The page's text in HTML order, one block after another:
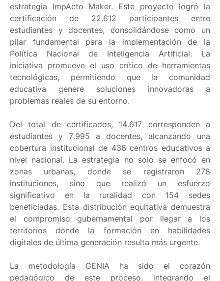
estrategia ImpActo Maker. Este proyecto logró la
certificación de 22.612 participantes entre
estudiantes y docentes, consolidándose como un
pilar fundamental para la implementación de la
Política Nacional de Inteligencia Artificial. La
iniciativa promueve el uso crítico de herramientas
tecnológicas, permitiendo que la comunidad
educativa genere soluciones innovadoras a
problemas reales de su entorno.
Del total de certificados, 14.617 corresponden a
estudiantes y 7.995 a docentes, alcanzando una
cobertura institucional de 436 centros educativos a
nivel nacional. La estrategia no solo se enfocó en
zonas urbanas, donde se registraron 278
instituciones, sino que realizó un esfuerzo
significativo en la ruralidad con 154 sedes
beneficiadas. Esta distribución equitativa demuestra
el compromiso gubernamental por llegar a los
territorios donde la formación en habilidades
digitales de última generación resulta más urgente.
La metodología GENIA ha sido el corazón
pedagógico de este proceso, integrando el